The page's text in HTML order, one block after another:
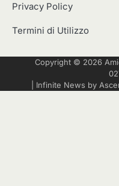
Privacy Policy
Termini di Utilizzo
Copyright © 2026
| Infinite News by